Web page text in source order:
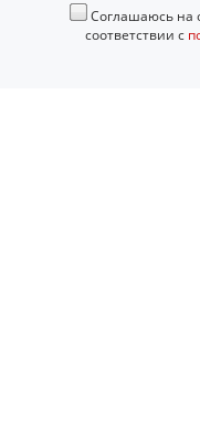
Соглашаюсь на
соответствии с